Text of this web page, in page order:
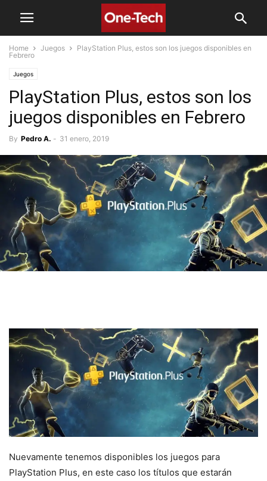
Home Juegos
PlayStation Plus , estos son los juegos disponibles en
Febrero
Juegos
PlayStation Plus , estos son los
juegos disponibles en Febrero
By Pedro A. - 31 enero, 2019
Nuevamente tenemos disponibles los juegos para
PlayStation Plus, en este caso los títulos que estarán